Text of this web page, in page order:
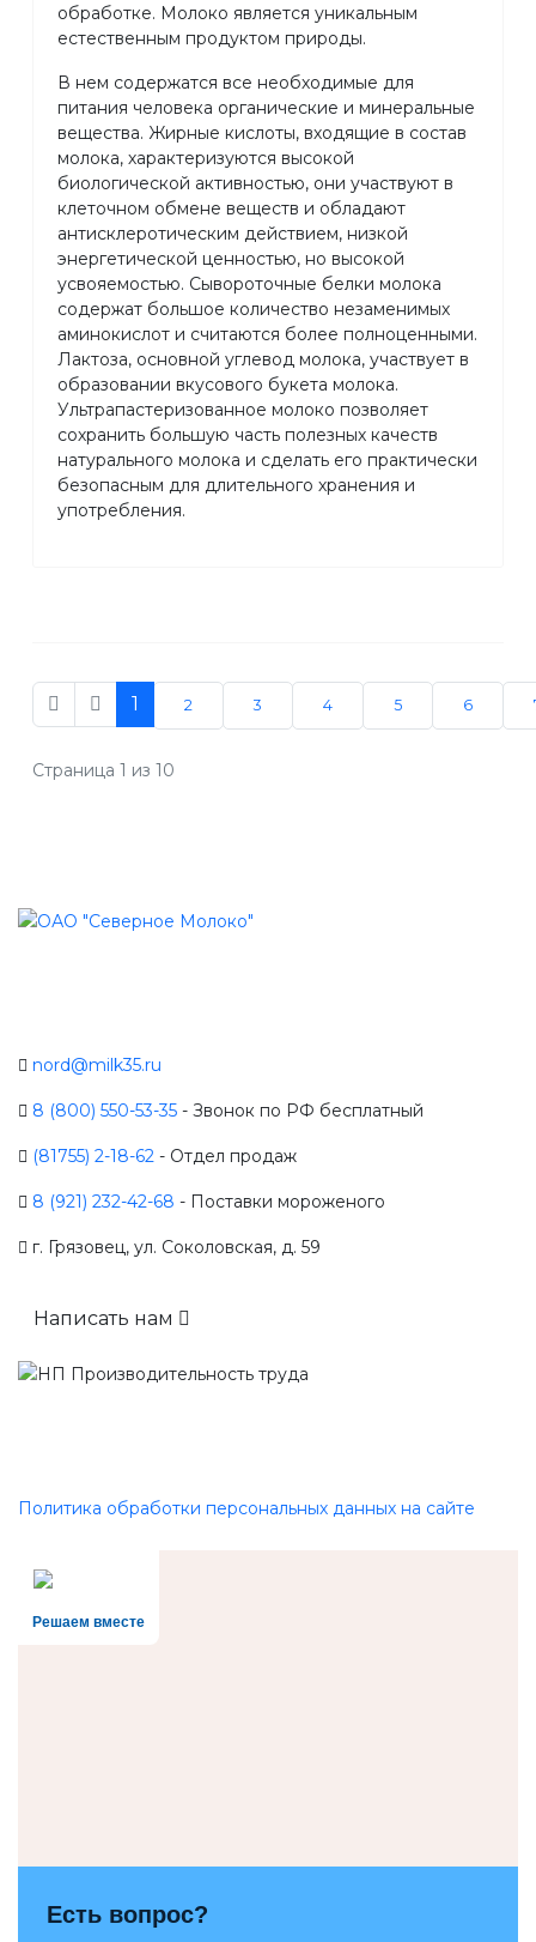
обработке. Молоко является уникальным
естественным продуктом природы.
В нем содержатся все необходимые для
питания человека органические и минеральные
вещества. Жирные кислоты, входящие в состав
молока, характеризуются высокой
биологической активностью, они участвуют в
клеточном обмене веществ и обладают
антисклеротическим действием, низкой
энергетической ценностью, но высокой
усвояемостью. Сывороточные белки молока
содержат большое количество незаменимых
аминокислот и считаются более полноценными.
Лактоза, основной углевод молока, участвует в
образовании вкусового букета молока.
Ультрапастеризованное молоко позволяет
сохранить большую часть полезных качеств
натурального молока и сделать его практически
безопасным для длительного хранения и
употребления.
1 2 3 4 5 6
Страница 1 из 10
nord@milk35.ru
8 (800) 550-53-35 - Звонок по РФ бесплатный
(81755) 2-18-62 - Отдел продаж
8 (921) 232-42-68 - Поставки мороженого
г. Грязовец, ул. Соколовская, д. 59
Написать нам
Политика обработки персональных данных на сайте
Решаем вместе
Есть вопрос?